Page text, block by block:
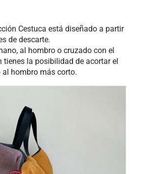
Cestuca está diseñado a partir
de descarte.
al hombro o cruzado con el
tienes la posibilidad de acortar el
hombro más corto.